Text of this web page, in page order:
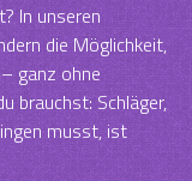
In unseren
die Möglichkeit,
ganz ohne
brauchst: Schläger,
musst, ist